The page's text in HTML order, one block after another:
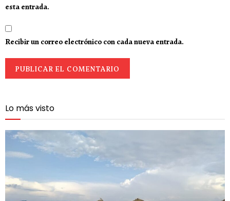
esta entrada.
Recibir un correo electrónico con cada nueva entrada.
Lo más visto